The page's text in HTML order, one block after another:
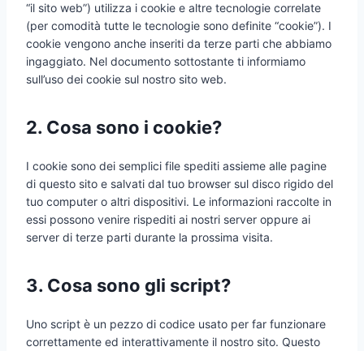
“il sito web”) utilizza i cookie e altre tecnologie correlate
(per comodità tutte le tecnologie sono definite “cookie”). I
cookie vengono anche inseriti da terze parti che abbiamo
ingaggiato. Nel documento sottostante ti informiamo
sull’uso dei cookie sul nostro sito web.
2. Cosa sono i cookie?
I cookie sono dei semplici file spediti assieme alle pagine
di questo sito e salvati dal tuo browser sul disco rigido del
tuo computer o altri dispositivi. Le informazioni raccolte in
essi possono venire rispediti ai nostri server oppure ai
server di terze parti durante la prossima visita.
3. Cosa sono gli script?
Uno script è un pezzo di codice usato per far funzionare
correttamente ed interattivamente il nostro sito. Questo